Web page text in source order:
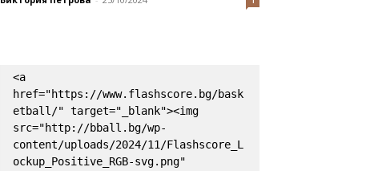
<a
href="https://www.flashscore.bg/bask
etball/" target="_blank"><img
src="http://bball.bg/wp-
content/uploads/2024/11/Flashscore_L
ockup_Positive_RGB-svg.png"